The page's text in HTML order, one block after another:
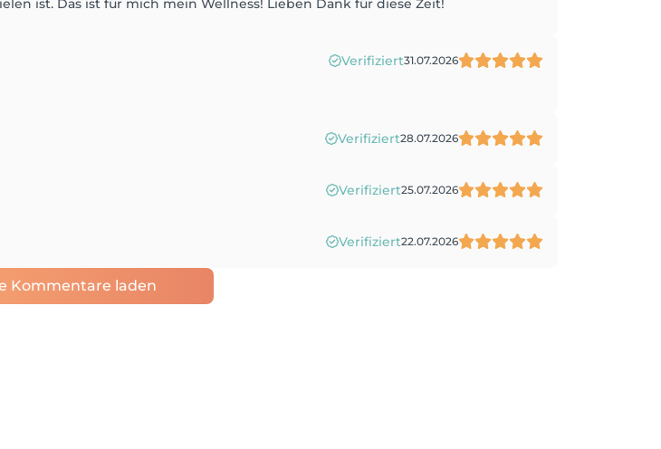
ist. Das ist für mich mein Wellness! Lieben Dank für diese Zeit!
Verifiziert31.07.2026
Verifiziert28.07.2026
Verifiziert25.07.2026
Verifiziert22.07.2026
Kommentare laden